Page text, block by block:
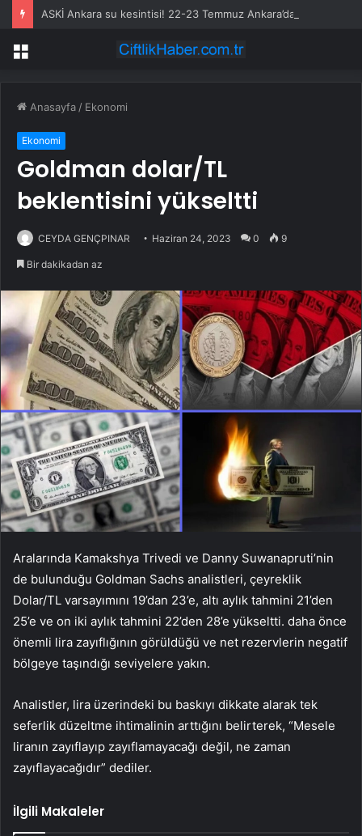
Menü
Anasayfa / Ekonomi
Ekonomi
Goldman dolar/TL
beklentisini yükseltti
CEYDA GENÇPINAR Haziran 24, 2023 0 9
Bir dakikadan az
Aralarında Kamakshya Trivedi ve Danny Suwanapruti’nin
de bulunduğu Goldman Sachs analistleri, çeyreklik
Dolar/TL varsayımını 19’dan 23’e, altı aylık tahmini 21’den
25’e ve on iki aylık tahmini 22’den 28’e yükseltti. daha önce
önemli lira zayıflığının görüldüğü ve net rezervlerin negatif
bölgeye taşındığı seviyelere yakın.
Analistler, lira üzerindeki bu baskıyı dikkate alarak tek
seferlik düzeltme ihtimalinin arttığını belirterek, “Mesele
liranın zayıflayıp zayıflamayacağı değil, ne zaman
zayıflayacağıdır” dediler.
İlgili Makaleler